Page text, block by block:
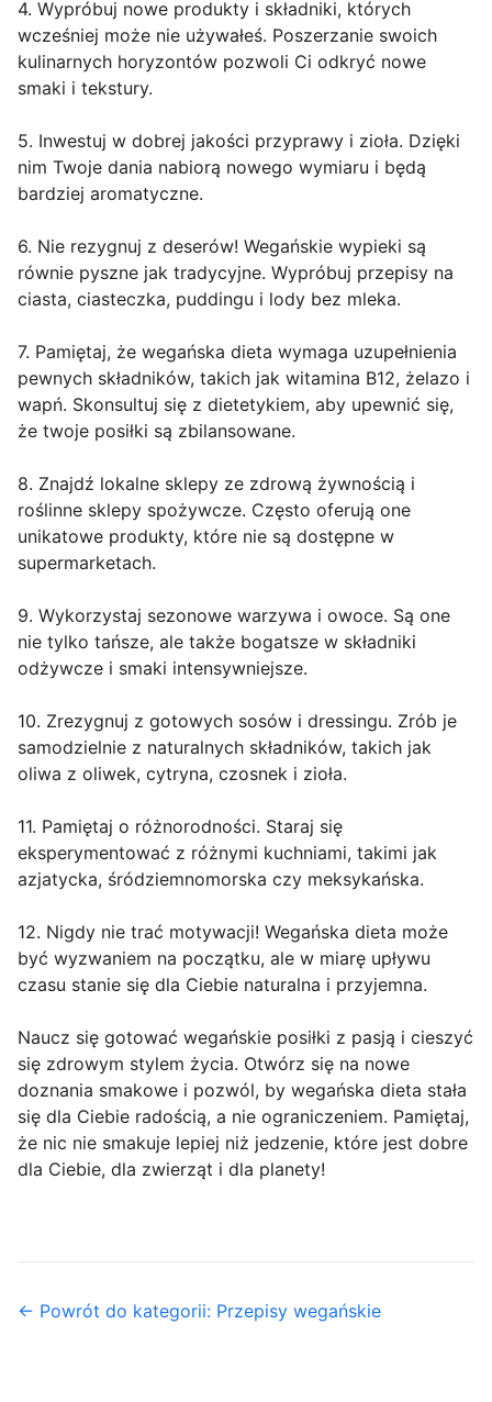
4. Wypróbuj nowe produkty i składniki, których
wcześniej może nie używałeś. Poszerzanie swoich
kulinarnych horyzontów pozwoli Ci odkryć nowe
smaki i tekstury.
5. Inwestuj w dobrej jakości przyprawy i zioła. Dzięki
nim Twoje dania nabiorą nowego wymiaru i będą
bardziej aromatyczne.
6. Nie rezygnuj z deserów! Wegańskie wypieki są
równie pyszne jak tradycyjne. Wypróbuj przepisy na
ciasta, ciasteczka, puddingu i lody bez mleka.
7. Pamiętaj, że wegańska dieta wymaga uzupełnienia
pewnych składników, takich jak witamina B12, żelazo i
wapń. Skonsultuj się z dietetykiem, aby upewnić się,
że twoje posiłki są zbilansowane.
8. Znajdź lokalne sklepy ze zdrową żywnością i
roślinne sklepy spożywcze. Często oferują one
unikatowe produkty, które nie są dostępne w
supermarketach.
9. Wykorzystaj sezonowe warzywa i owoce. Są one
nie tylko tańsze, ale także bogatsze w składniki
odżywcze i smaki intensywniejsze.
10. Zrezygnuj z gotowych sosów i dressingu. Zrób je
samodzielnie z naturalnych składników, takich jak
oliwa z oliwek, cytryna, czosnek i zioła.
11. Pamiętaj o różnorodności. Staraj się
eksperymentować z różnymi kuchniami, takimi jak
azjatycka, śródziemnomorska czy meksykańska.
12. Nigdy nie trać motywacji! Wegańska dieta może
być wyzwaniem na początku, ale w miarę upływu
czasu stanie się dla Ciebie naturalna i przyjemna.
Naucz się gotować wegańskie posiłki z pasją i cieszyć
się zdrowym stylem życia. Otwórz się na nowe
doznania smakowe i pozwól, by wegańska dieta stała
się dla Ciebie radością, a nie ograniczeniem. Pamiętaj,
że nic nie smakuje lepiej niż jedzenie, które jest dobre
dla Ciebie, dla zwierząt i dla planety!
← Powrót do kategorii: Przepisy wegańskie